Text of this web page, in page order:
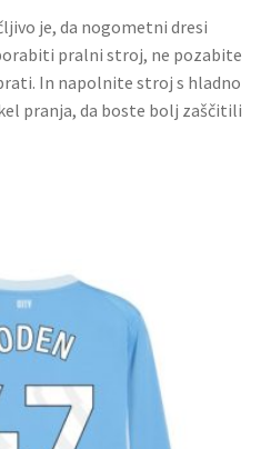
je, da nogometni dresi
pralni stroj, ne pozabite
In napolnite stroj s hladno
pranja, da boste bolj zaščitili